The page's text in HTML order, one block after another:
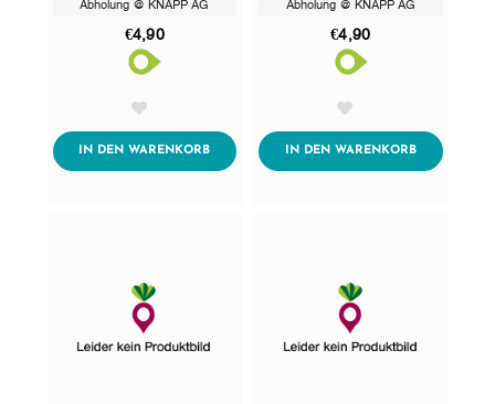
Abholung @ KNAPP AG
€4,90
IN DEN WARENKORBADDTOCART
Abholung @ KNAPP AG
€4,90
IN DEN WARENKORBADDTOCART